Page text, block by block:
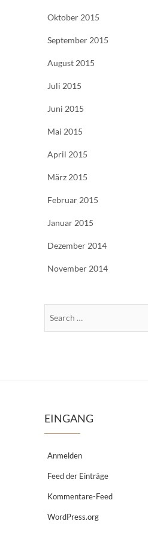
Oktober 2015
September 2015
August 2015
Juli 2015
Juni 2015
Mai 2015
April 2015
März 2015
Februar 2015
Januar 2015
Dezember 2014
November 2014
EINGANG
Anmelden
Feed der Einträge
Kommentare-Feed
WordPress.org